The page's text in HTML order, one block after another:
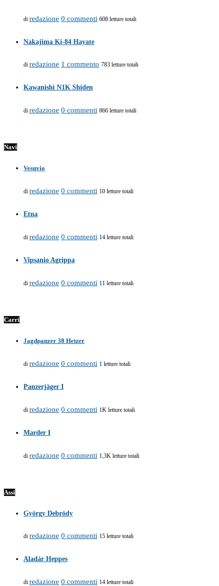
di redazione 0 commenti 608 letture totali
Nakajima Ki-84 Hayate
di redazione 1 commento 783 letture totali
Kawanishi N1K Shiden
di redazione 0 commenti 866 letture totali
Navi
Vesuvio
di redazione 0 commenti 10 letture totali
Etna
di redazione 0 commenti 14 letture totali
Vipsanio Agrippa
di redazione 0 commenti 11 letture totali
Carri
Jagdpanzer 38 Hetzer
di redazione 0 commenti 1 letture totali
Panzerjäger I
di redazione 0 commenti 1K letture totali
Marder I
di redazione 0 commenti 1,3K letture totali
Assi
György Debrödy
di redazione 0 commenti 15 letture totali
Aladár Heppes
di redazione 0 commenti 14 letture totali